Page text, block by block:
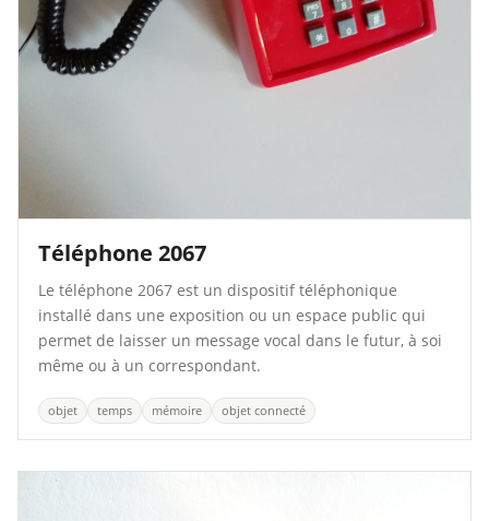
Téléphone 2067
Le téléphone 2067 est un dispositif téléphonique
installé dans une exposition ou un espace public qui
permet de laisser un message vocal dans le futur, à soi
même ou à un correspondant.
objet temps mémoire objet connecté